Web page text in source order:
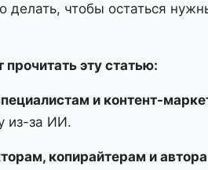
делать, чтобы остаться
прочитать эту статью:
и контент-
из-за ИИ.
копирайтерам и